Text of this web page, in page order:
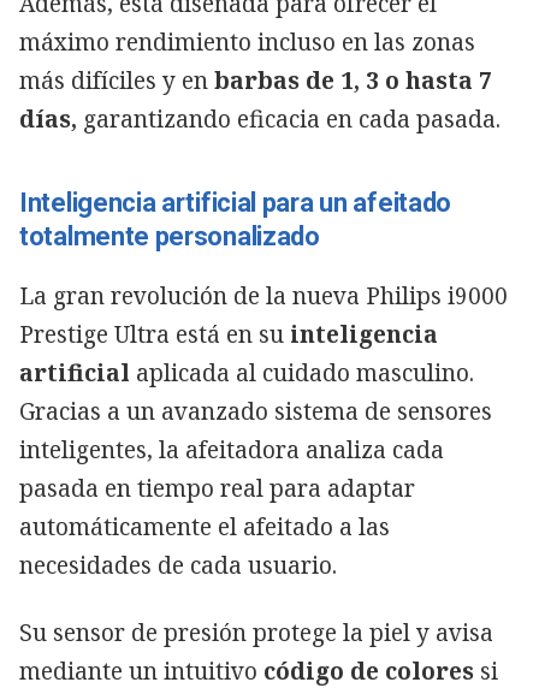
máximo rendimiento incluso en las zonas
más difíciles y enbarbas de 1, 3 o hasta 7
días, garantizando eficacia en cada pasada.
Inteligencia artificial para un afeitado
totalmente personalizado
La gran revolución de la nueva Philips i9000
Prestige Ultra está en su inteligencia
artificial aplicada al cuidado masculino.
Gracias a un avanzado sistema de sensores
inteligentes, la afeitadora analiza cada
pasada en tiempo real para adaptar
automáticamente el afeitado a las
necesidades de cada usuario.
Su sensor de presión protege la piel y avisa
mediante un intuitivo código de colores si